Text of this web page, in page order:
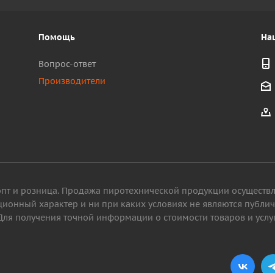
Помощь
Вопрос-ответ
Производители
и розница. Продажа пиротехнической продукции
характер и ни при каких условиях не являются
получения точной информации о стоимости товаров и